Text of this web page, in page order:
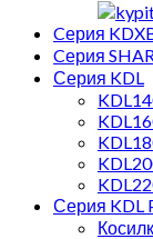
Cерия
Cерия
Серия KDL
Серия KDL